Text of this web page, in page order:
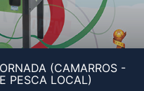
(CAMARROS -
PESCA LOCAL)